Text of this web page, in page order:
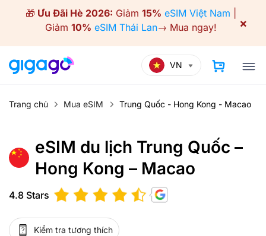
🎁 Ưu Đãi Hè 2026: Giảm 15% eSIM Việt Nam
Giảm 10% eSIM Thái Lan→ Mua ngay! ×
VN
Trang chủ Mua eSIM Trung Quốc - Hong Kong - Macao
eSIM du lịch Trung Quốc –
Hong Kong – Macao
4.8 Stars
Kiểm tra tương thích